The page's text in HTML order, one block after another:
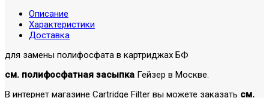
Описание
Характеристики
Доставка
для замены полифосфата в картриджах БФ
см. полифосфатная засыпка Гейзер в Москве.
В интернет магазине Cartridge Filter вы можете заказать см.